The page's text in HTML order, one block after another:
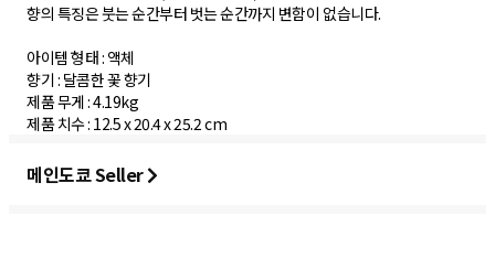
향의 특징은 붓는 순간부터 벗는 순간까지 변함이 없습니다.
아이템 형태 : 액체
향기 : 달콤한 꽃 향기
제품 무게 : 4.19kg
제품 치수 : ‎12.5 x 20.4 x 25.2 cm
메인도쿄 Seller